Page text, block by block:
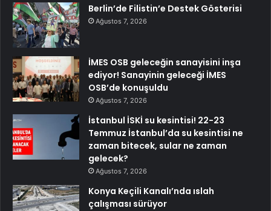
Berlin’de Filistin’e Destek Gösterisi
Ağustos 7, 2026
İMES OSB geleceğin sanayisini inşa
ediyor! Sanayinin geleceği İMES
OSB’de konuşuldu
Ağustos 7, 2026
İstanbul İSKİ su kesintisi! 22-23
Temmuz İstanbul’da su kesintisi ne
zaman bitecek, sular ne zaman
gelecek?
Ağustos 7, 2026
Konya Keçili Kanalı’nda ıslah
çalışması sürüyor